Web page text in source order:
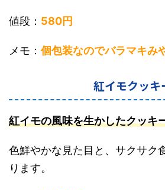
値段： 580円
メモ： 個包装なのでバラマキみ
紅イモクッキ
紅イモの風味を生かしたクッキ
色鮮やかな見た目と、サクサク
ります。